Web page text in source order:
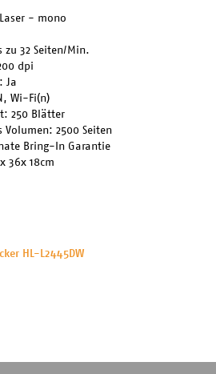
- mono
zu 32 Seiten/Min.
dpi
Ja
Wi-Fi(n)
250 Blätter
2500 Seiten
Bring-In Garantie
36x 18cm
HL-L2445DW